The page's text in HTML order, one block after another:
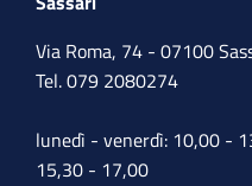
Via Roma, 74 - 07100
Tel. 079 2080274
lunedì - venerdì: 10,00 -
15,30 - 17,00